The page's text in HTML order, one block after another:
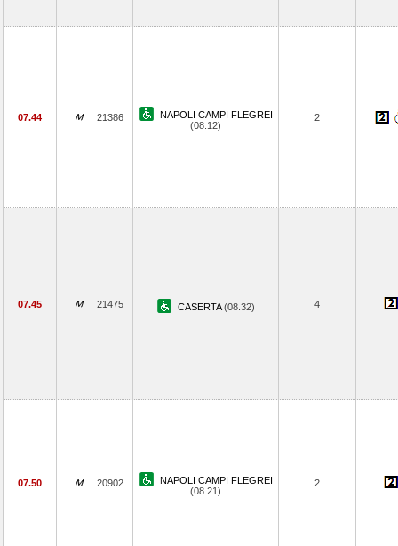
07.44 21386
NAPOLI CAMPI FLEGREI
(08.12)
2
07.45 21475 CASERTA(08.32) 4
07.50 20902
NAPOLI CAMPI FLEGREI
(08.21)
2